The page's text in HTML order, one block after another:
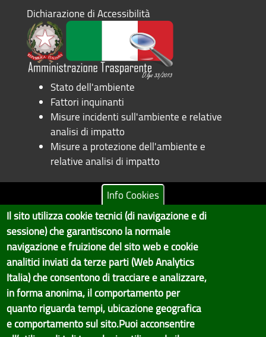
Dichiarazione di Accessibilità
Stato dell'ambiente
Fattori inquinanti
Misure incidenti sull'ambiente e relative
analisi di impatto
Misure a protezione dell'ambiente e
relative analisi di impatto
Copyright © 2017 Città metropolitana di Genova | CF:
80007350103
Il Portale è gestito dal Servizio Sistemi Informativi e Sviluppo Economico,
GenovaMetropoli
Tecnologie e Accessibilità
Info Cookies
Il sito utilizza cookie tecnici (di navigazione e di
sessione) che garantiscono la normale
navigazione e fruizione del sito web e cookie
analitici inviati da terze parti (Web Analytics
Italia) che consentono di tracciare e analizzare,
in forma anonima, il comportamento per
quanto riguarda tempi, ubicazione geografica
e comportamento sul sito.Puoi acconsentire